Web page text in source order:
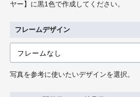
ヤー】に黒1色で作成してください。
フレームデザイン
写真を参考に使いたいデザインを選択。